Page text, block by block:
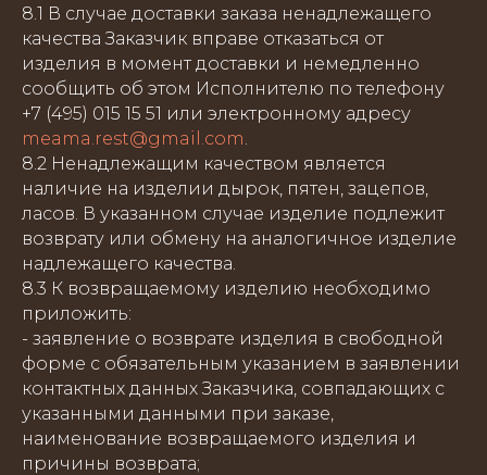
8.1 В случае доставки заказа ненадлежащего
качества Заказчик вправе отказаться от
изделия в момент доставки и немедленно
сообщить об этом Исполнителю по телефону
+7 (495) 015 15 51 или электронному адресу
meama.rest@gmail.com.
8.2 Ненадлежащим качеством является
наличие на изделии дырок, пятен, зацепов,
ласов. В указанном случае изделие подлежит
возврату или обмену на аналогичное изделие
надлежащего качества.
8.3 К возвращаемому изделию необходимо
приложить:
- заявление о возврате изделия в свободной
форме с обязательным указанием в заявлении
контактных данных Заказчика, совпадающих с
указанными данными при заказе,
наименование возвращаемого изделия и
причины возврата;